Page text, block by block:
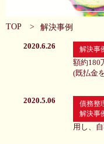
TOP > 解決事例
2020.6.26 解決事
額約180
(既払金
2020.5.06
債務整
解決事
用し、